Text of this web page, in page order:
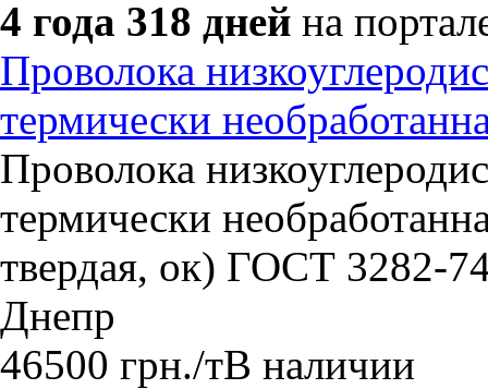
4 года 318 дней на
Проволока
термически
​Проволока
термически
твердая, ок) ГОСТ 3282-
Днепр
46500 грн./тВ наличии